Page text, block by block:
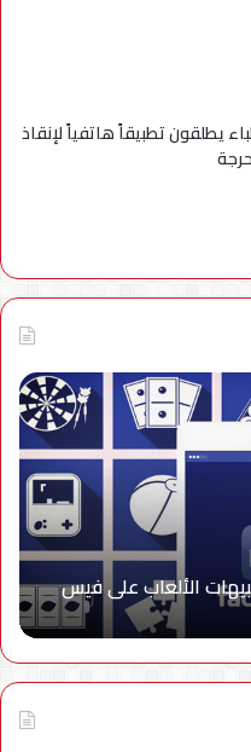
يطلقون تطبيقاً هاتفياً لإنقاذ
الألعاب على فيس